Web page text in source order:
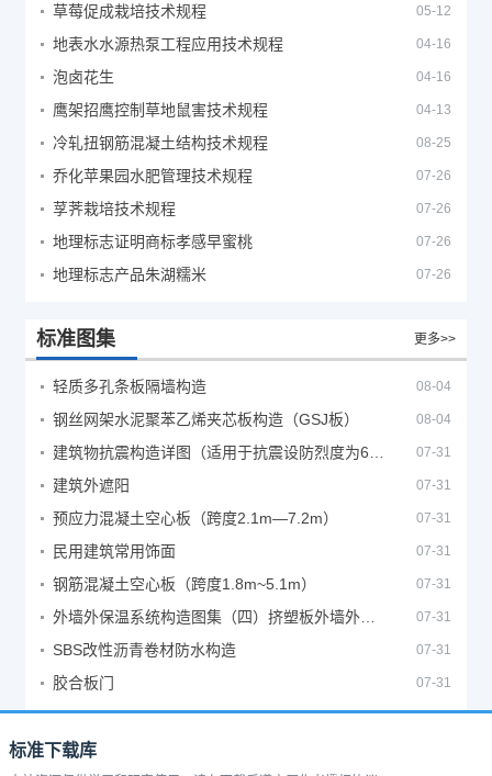
草莓促成栽培技术规程 05-12
地表水水源热泵工程应用技术规程 04-16
泡卤花生 04-16
鹰架招鹰控制草地鼠害技术规程 04-13
冷轧扭钢筋混凝土结构技术规程 08-25
乔化苹果园水肥管理技术规程 07-26
莩荠栽培技术规程 07-26
地理标志证明商标孝感早蜜桃 07-26
地理标志产品朱湖糯米 07-26
标准图集 更多>>
轻质多孔条板隔墙构造 08-04
钢丝网架水泥聚苯乙烯夹芯板构造（GSJ板） 08-04
07-31
建筑外遮阳 07-31
预应力混凝土空心板（跨度2.1m—7.2m） 07-31
民用建筑常用饰面 07-31
钢筋混凝土空心板（跨度1.8m~5.1m） 07-31
07-31
SBS改性沥青卷材防水构造 07-31
胶合板门 07-31
标准下载库